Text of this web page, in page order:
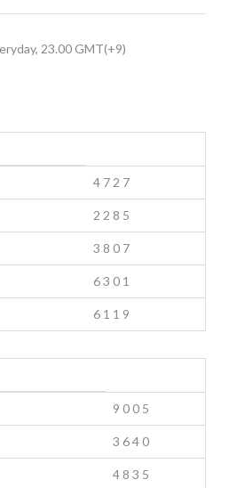
23.00 GMT(+9)
4 7 2 7
2 2 8 5
3 8 0 7
63 0 1
6 1 1 9
9 00 5
3 640
4 8 3 5